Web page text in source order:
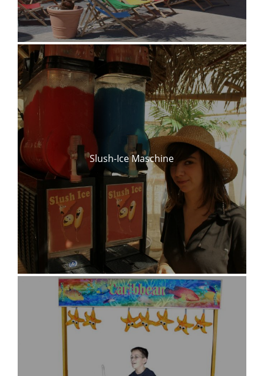
Slush-Ice Maschine